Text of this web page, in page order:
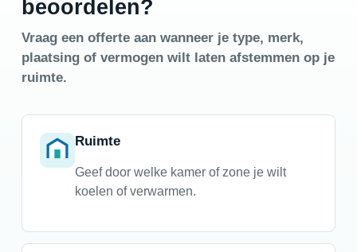
beoordelen?
Vraag een offerte aan wanneer je type, merk,
plaatsing of vermogen wilt laten afstemmen op je
ruimte.
Ruimte
Geef door welke kamer of zone je wilt
koelen of verwarmen.